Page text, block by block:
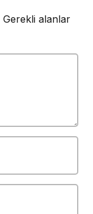
Gerekli alanlar